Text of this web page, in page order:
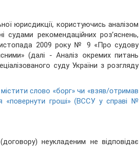
юрисдикції, користуючись аналізом
рекомендаційних роз’яснень,
2009 року № 9 «Про судову
(далі - Аналіз окремих питань
суду України з розгляду
слово «борг» чи «взяв/отримав
«повернути гроші» (ВССУ у справі №
неукладеним не відповідає